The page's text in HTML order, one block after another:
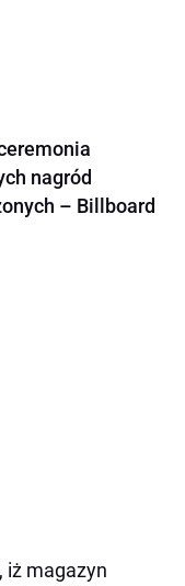
nagród
– Billboard
iż magazyn